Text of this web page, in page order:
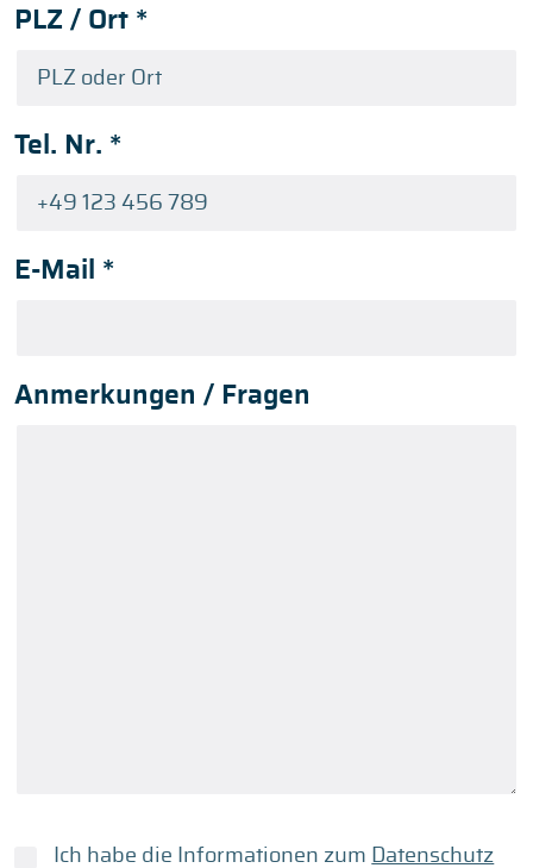
PLZ / Ort *
Tel. Nr. *
E-Mail *
Anmerkungen / Fragen
Ich habe die Informationen zum Datenschutz